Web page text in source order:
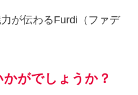
が伝わるFurdi（ファデ
がでしょうか？